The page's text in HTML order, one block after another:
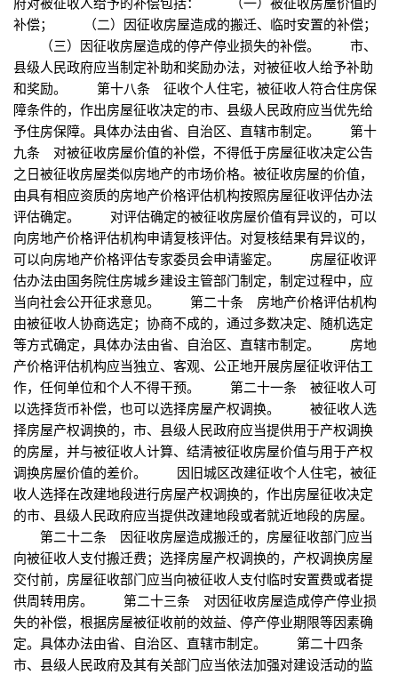
补偿； （二）因征收房屋造成的搬迁、临时安置的补偿；
（三）因征收房屋造成的停产停业损失的补偿。 市、
县级人民政府应当制定补助和奖励办法，对被征收人给予补助
和奖励。 第十八条 征收个人住宅，被征收人符合住房保
障条件的，作出房屋征收决定的市、县级人民政府应当优先给
予住房保障。具体办法由省、自治区、直辖市制定。 第十
九条 对被征收房屋价值的补偿，不得低于房屋征收决定公告
之日被征收房屋类似房地产的市场价格。被征收房屋的价值，
由具有相应资质的房地产价格评估机构按照房屋征收评估办法
评估确定。 对评估确定的被征收房屋价值有异议的，可以
向房地产价格评估机构申请复核评估。对复核结果有异议的，
可以向房地产价格评估专家委员会申请鉴定。 房屋征收评
估办法由国务院住房城乡建设主管部门制定，制定过程中，应
当向社会公开征求意见。 第二十条 房地产价格评估机构
由被征收人协商选定；协商不成的，通过多数决定、随机选定
等方式确定，具体办法由省、自治区、直辖市制定。 房地
产价格评估机构应当独立、客观、公正地开展房屋征收评估工
作，任何单位和个人不得干预。 第二十一条 被征收人可
以选择货币补偿，也可以选择房屋产权调换。 被征收人选
择房屋产权调换的，市、县级人民政府应当提供用于产权调换
的房屋，并与被征收人计算、结清被征收房屋价值与用于产权
调换房屋价值的差价。 因旧城区改建征收个人住宅，被征
收人选择在改建地段进行房屋产权调换的，作出房屋征收决定
的市、县级人民政府应当提供改建地段或者就近地段的房屋。
第二十二条 因征收房屋造成搬迁的，房屋征收部门应当
向被征收人支付搬迁费；选择房屋产权调换的，产权调换房屋
交付前，房屋征收部门应当向被征收人支付临时安置费或者提
供周转用房。 第二十三条 对因征收房屋造成停产停业损
失的补偿，根据房屋被征收前的效益、停产停业期限等因素确
定。具体办法由省、自治区、直辖市制定。 第二十四条
市、县级人民政府及其有关部门应当依法加强对建设活动的监